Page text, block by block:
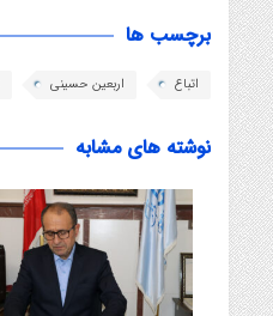
برچسب ها
اتباع اربعین حسینی
نوشته های مشابه